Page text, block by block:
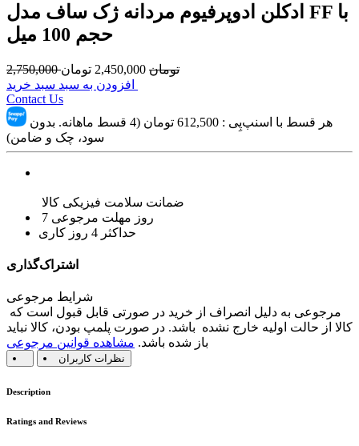
ادکلن ادوپرفیوم مردانه ژک‌ ساف مدل FF با
حجم 100 میل
2,750,000 تومان 2,450,000 تومان
Contact Us
هر قسط با اسنپ‌پِی : 612,500
تومان (4 قسط ماهانه. بدون
سود، چک و ضامن)
ضمانت سلامت فیزیکی کالا
7 روز مهلت مرجوعی
حداکثر 4 روز کاری
اشتراک‌گذاری
شرایط مرجوعی
کالا از حالت اولیه خارج نشده باشد. در صورت پلمپ بودن، کالا نباید
باز شده باشد. مشاهده قوانین مرجوعی
نظرات کاربران
Description
Ratings and Reviews